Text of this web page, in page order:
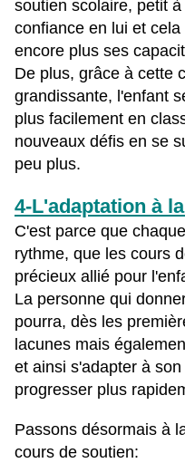
soutien scolaire, petit
confiance en lui et
encore plus ses
De plus, grâce à cette
grandissante, l'enfant
plus facilement en
nouveaux défis en se
peu plus.
4-L'adaptation à
C'est parce que
rythme, que les cours
précieux allié pour
La personne qui
pourra, dès les
lacunes mais
et ainsi s'adapter à
progresser plus
Passons désormais à
cours de soutien: